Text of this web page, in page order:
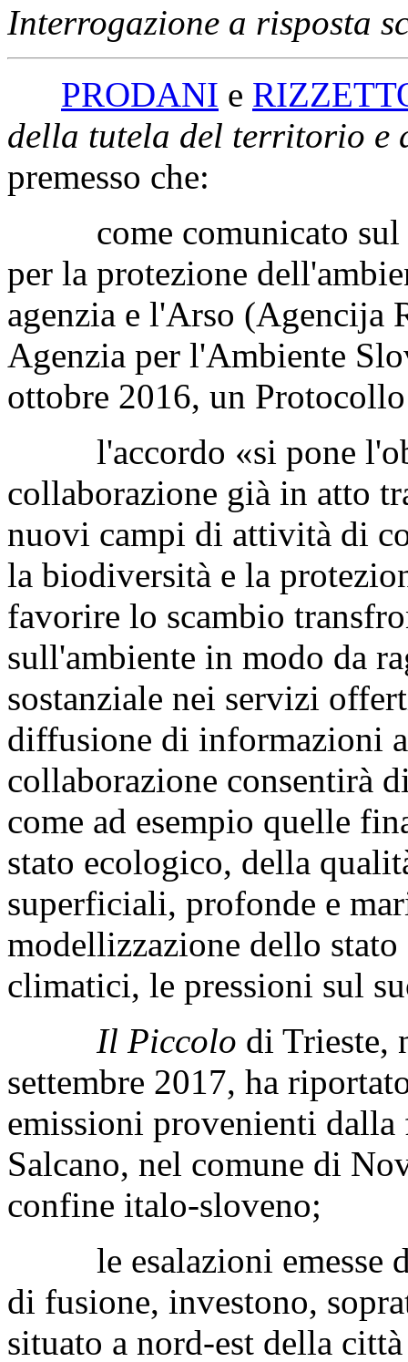
ATTI DI CONTROLLO
AMBIENTE E TUTELA
Interrogazione a risposta
PRODANIe
della tutela del territorio e
premesso che:
come comunicato sul
per la protezione
agenzia e l'Arso
Agenzia per l'Ambiente
ottobre 2016, un
l'accordo «si pone
collaborazione già in atto
nuovi campi di attività di
la biodiversità e la
favorire lo scambio
sull'ambiente in modo da
sostanziale nei servizi
diffusione di informazioni
collaborazione consentirà
come ad esempio quelle
stato ecologico, della
superficiali, profonde e
modellizzazione dello
climatici, le pressioni sul
Il Piccolodi Trieste,
settembre 2017, ha
emissioni provenienti
Salcano, nel comune di
confine italo-sloveno;